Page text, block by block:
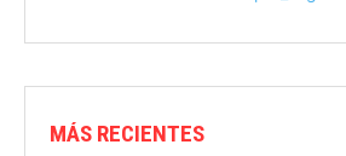
MÁS RECIENTES